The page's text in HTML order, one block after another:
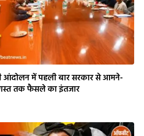
में पहली बार सरकार से आमने-
तक फैसले का इंतजार